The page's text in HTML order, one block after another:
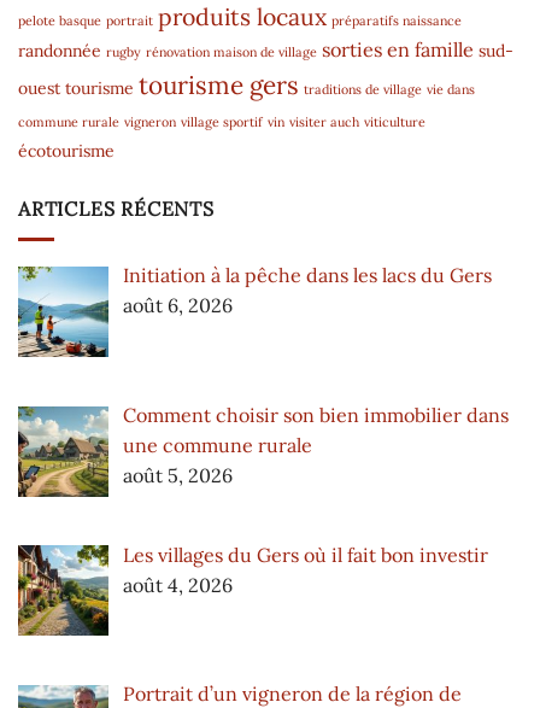
pelote basque portrait produits locaux préparatifs naissance
randonnée rugby rénovation maison de village sorties en famille sud-
ouest tourisme tourisme gers traditions de village vie dans
commune rurale vigneron village sportif vin visiter auch viticulture
écotourisme
ARTICLES RÉCENTS
Initiation à la pêche dans les lacs du Gers
août 6, 2026
Comment choisir son bien immobilier dans
une commune rurale
août 5, 2026
Les villages du Gers où il fait bon investir
août 4, 2026
Portrait d’un vigneron de la région de